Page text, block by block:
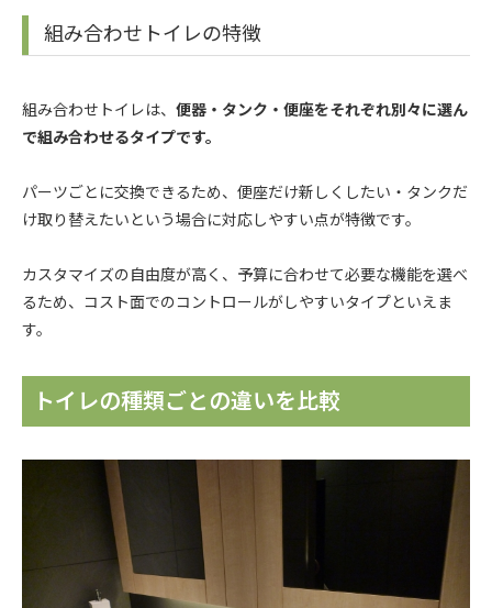
組み合わせトイレの特徴
組み合わせトイレは、 便器・タンク・便座をそれぞれ別々に選ん
で組み合わせるタイプです。
パーツごとに交換できるため、便座だけ新しくしたい・タンクだ
け取り替えたいという場合に対応しやすい点が特徴です。
カスタマイズの自由度が高く、予算に合わせて必要な機能を選べ
るため、コスト面でのコントロールがしやすいタイプといえま
す。
トイレの種類ごとの違いを比較